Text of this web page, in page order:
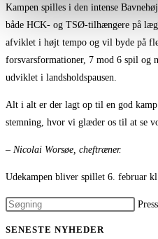
Kampen spilles i den intense
både HCK- og TSØ-tilhængere på
afviklet i højt tempo og vil byde på
forsvarsformationer, 7 mod 6 spil og
udviklet i landsholdspausen.
Alt i alt er der lagt op til en god
stemning, hvor vi glæder os til at se
– Nicolai Worsøe, cheftræner.
Udekampen bliver spillet 6. februar
SENESTE NYHEDER